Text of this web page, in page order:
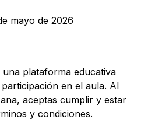
mayo de 2026
una plataforma educativa
en el aula. Al
aceptas cumplir y estar
y condiciones.